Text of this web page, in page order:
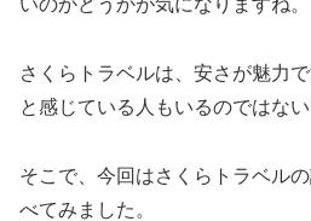
いのかどうかが気になりますね。
さくらトラベルは、安さが魅力
と感じている人もいるのではない
そこで、今回はさくらトラベル
べてみました。